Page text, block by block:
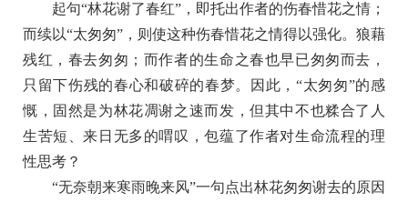
起句“林花谢了春红”，即托出作者的伤春惜花之情；
而续以“太匆匆”，则使这种伤春惜花之情得以强化。狼藉
残红，春去匆匆；而作者的生命之春也早已匆匆而去，
只留下伤残的春心和破碎的春梦。因此，“太匆匆”的感
慨，固然是为林花凋谢之速而发，但其中不也糅合了人
生苦短、来日无多的喟叹，包蕴了作者对生命流程的理
性思考？
“无奈朝来寒雨晚来风”一句点出林花匆匆谢去的原因